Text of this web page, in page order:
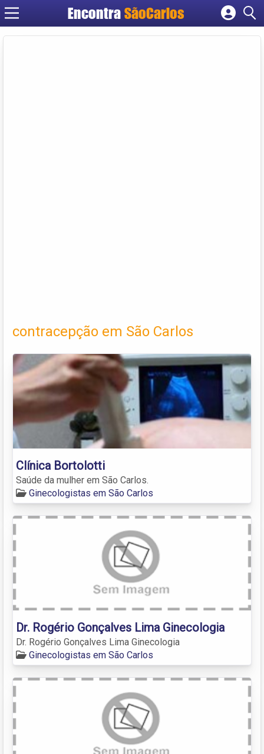
EncontraSãoCarlos
Cadastrar empresa
contracepção em São Carlos
Clínica Bortolotti
Saúde da mulher em São Carlos.
Ginecologistas em São Carlos
Dr. Rogério Gonçalves Lima Ginecologia
Dr. Rogério Gonçalves Lima Ginecologia
Ginecologistas em São Carlos